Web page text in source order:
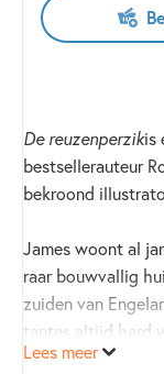
De reuzenperzikis
bestsellerauteur
bekroond
James woont al
raar bouwvallig
zuiden van
tantes altijd hard
eind als hij van
Lees meer